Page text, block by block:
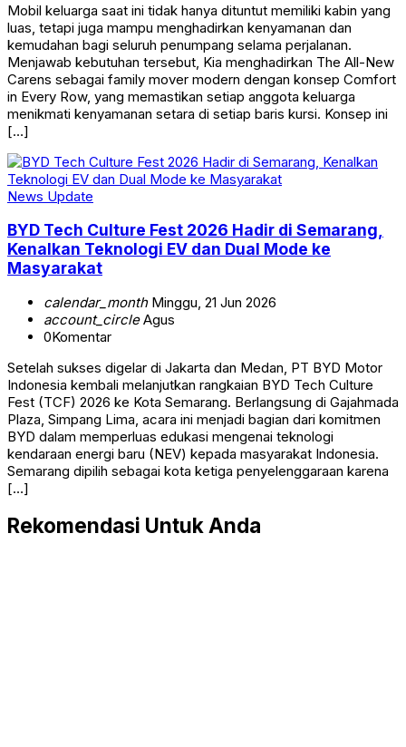
Mobil keluarga saat ini tidak hanya dituntut memiliki kabin yang
luas, tetapi juga mampu menghadirkan kenyamanan dan
kemudahan bagi seluruh penumpang selama perjalanan.
Menjawab kebutuhan tersebut, Kia menghadirkan The All-New
Carens sebagai family mover modern dengan konsep Comfort
in Every Row, yang memastikan setiap anggota keluarga
menikmati kenyamanan setara di setiap baris kursi. Konsep ini
[…]
News Update
BYD Tech Culture Fest 2026 Hadir di Semarang,
Kenalkan Teknologi EV dan Dual Mode ke
Masyarakat
calendar_monthMinggu, 21 Jun 2026
account_circleAgus
0Komentar
Setelah sukses digelar di Jakarta dan Medan, PT BYD Motor
Indonesia kembali melanjutkan rangkaian BYD Tech Culture
Fest (TCF) 2026 ke Kota Semarang. Berlangsung di Gajahmada
Plaza, Simpang Lima, acara ini menjadi bagian dari komitmen
BYD dalam memperluas edukasi mengenai teknologi
kendaraan energi baru (NEV) kepada masyarakat Indonesia.
Semarang dipilih sebagai kota ketiga penyelenggaraan karena
[…]
Rekomendasi Untuk Anda